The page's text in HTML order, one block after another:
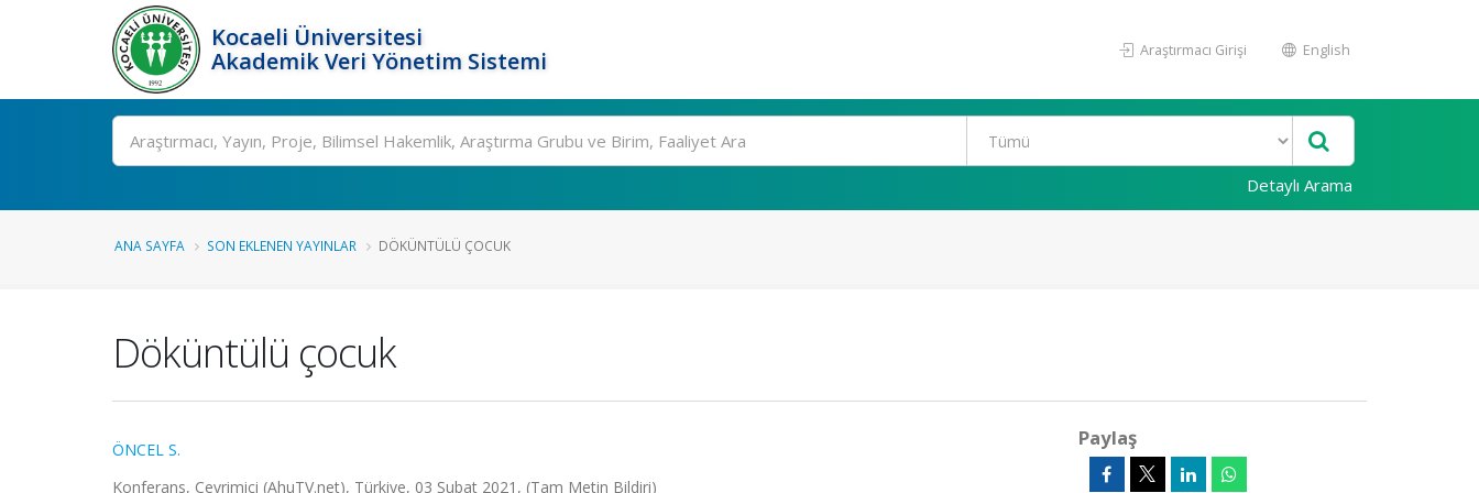
Kocaeli Üniversitesi
Akademik Veri Yönetim Sistemi
Araştırmacı Girişi English
Ara
Detaylı Arama
ANA SAYFA SON EKLENEN YAYINLAR DÖKÜNTÜLÜ ÇOCUK
Döküntülü çocuk
ÖNCEL S.
Konferans, Çevrimiçi (AhuTV.net), Türkiye, 03 Şubat 2021, (Tam Metin Bildiri)
Paylaş